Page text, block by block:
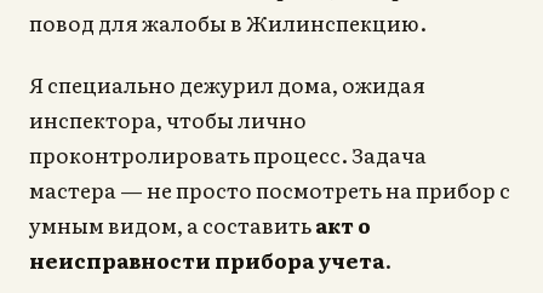
повод для жалобы в Жилинспекцию.
Я специально дежурил дома, ожидая
инспектора, чтобы лично
проконтролировать процесс. Задача
мастера — не просто посмотреть на прибор с
умным видом, а составитьакт о
неисправности прибора учета.